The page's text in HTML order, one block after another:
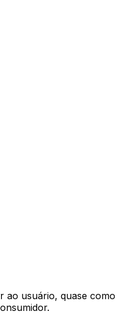
ao usuário, quase como